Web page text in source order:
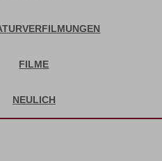
FILME
NEULICH